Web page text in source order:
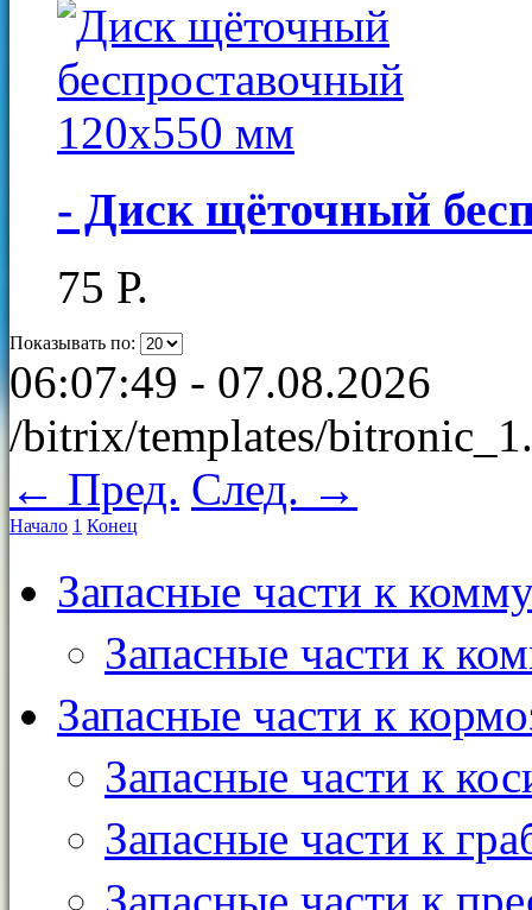
- Диск щёточный
75 Р.
Показывать по:
06:07:49 - 07.08.2026
/bitrix/templates/
← Пред. След. →
Начало 1 Конец
Запасные части к
Запасные части к
Запасные части к
Запасные части к
Запасные части к
Запасные части к